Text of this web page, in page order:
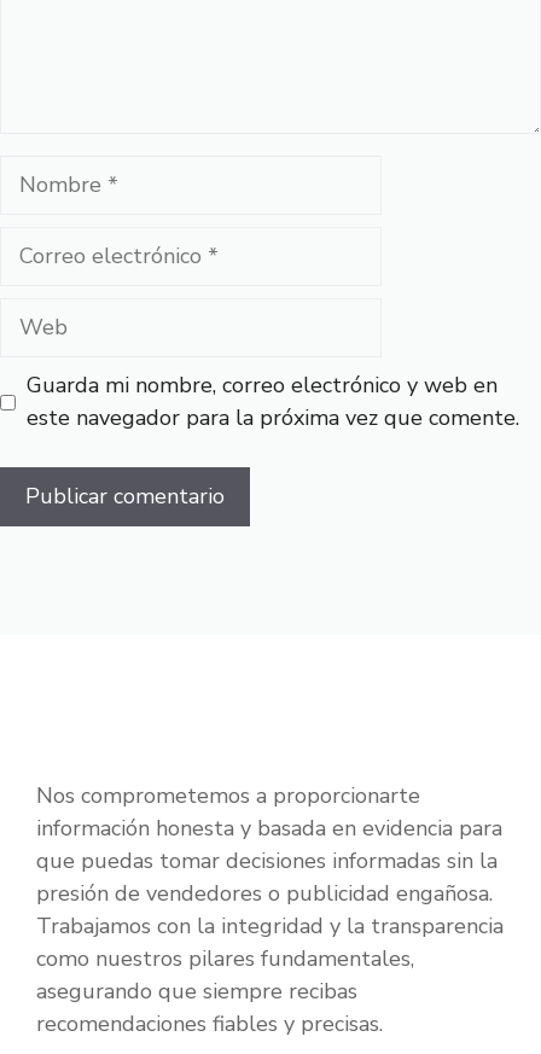
Nombre
Correo
Web
Guarda mi nombre, correo electrónico y web en
este navegador para la próxima vez que comente.
Nos comprometemos a proporcionarte
información honesta y basada en evidencia para
que puedas tomar decisiones informadas sin la
presión de vendedores o publicidad engañosa.
Trabajamos con la integridad y la transparencia
como nuestros pilares fundamentales,
asegurando que siempre recibas
recomendaciones fiables y precisas.